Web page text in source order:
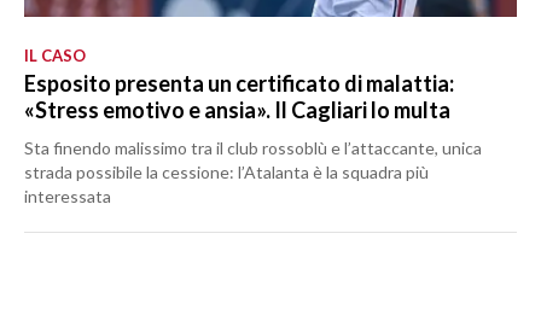
IL CASO
Esposito presenta un certificato di malattia:
«Stress emotivo e ansia». Il Cagliari lo multa
Sta finendo malissimo tra il club rossoblù e l’attaccante, unica
strada possibile la cessione: l’Atalanta è la squadra più
interessata